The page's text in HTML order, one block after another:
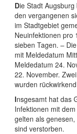
Die Stadt
den vergangenen
im Stadtgebiet
Neuinfektionen pro
sieben Tagen. –
mit Meldedatum
Meldedatum 24.
22. November.
wurden
Insgesamt hat das
Infektionen mit
gelten als
sind verstorben.